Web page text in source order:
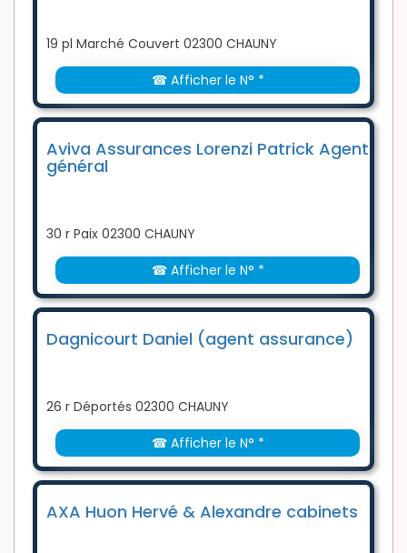
19 pl Marché Couvert 02300 CHAUNY
☎ Afficher le N° *
Aviva Assurances Lorenzi Patrick Agent
général
30 r Paix 02300 CHAUNY
☎ Afficher le N° *
Dagnicourt Daniel (agent assurance)
26 r Déportés 02300 CHAUNY
☎ Afficher le N° *
AXA Huon Hervé & Alexandre cabinets